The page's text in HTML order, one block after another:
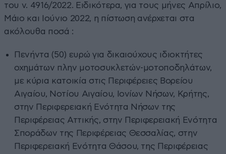
του ν. 4916/2022. Ειδικότερα, για τους μήνες Απρίλιο,
Μάιο και Ιούνιο 2022, η πίστωση ανέρχεται στα
ακόλουθα ποσά :
Πενήντα (50) ευρώ για δικαιούχους ιδιοκτήτες
οχημάτων πλην μοτοσυκλετών-μοτοποδηλάτων,
με κύρια κατοικία στις Περιφέρειες Βορείου
Αιγαίου, Νοτίου Αιγαίου, Ιονίων Νήσων, Κρήτης,
στην Περιφερειακή Ενότητα Νήσων της
Περιφέρειας Αττικής, στην Περιφερειακή Ενότητα
Σποράδων της Περιφέρειας Θεσσαλίας, στην
Περιφερειακή Ενότητα Θάσου, της Περιφέρειας